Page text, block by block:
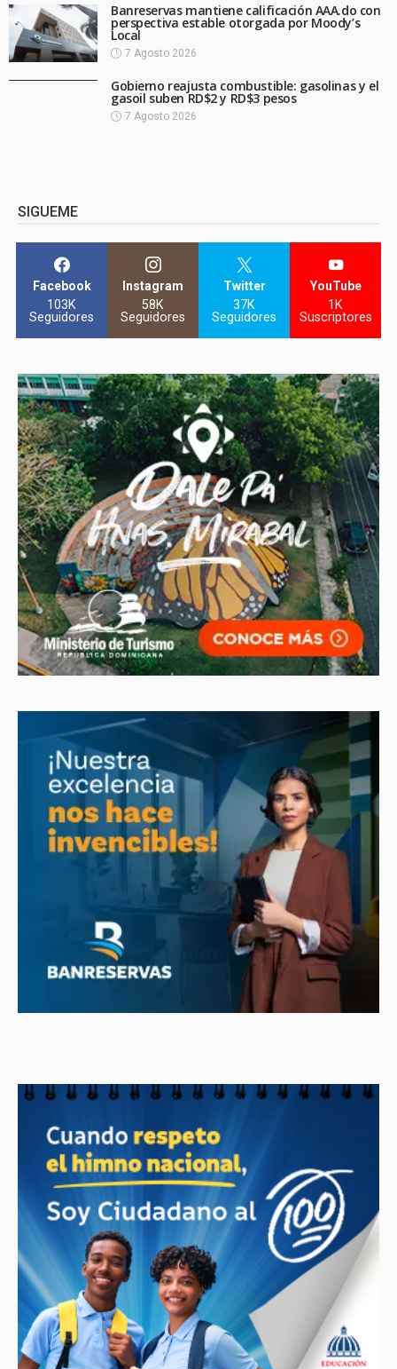
Banreservas mantiene calificación AAA.do con
perspectiva estable otorgada por Moody’s
Local
7 Agosto 2026
Gobierno reajusta combustible: gasolinas y el
gasoil suben RD$2 y RD$3 pesos
7 Agosto 2026
SIGUEME
Facebook
103K
Seguidores
Instagram
58K
Seguidores
Twitter
37K
Seguidores
YouTube
1K
Suscriptores